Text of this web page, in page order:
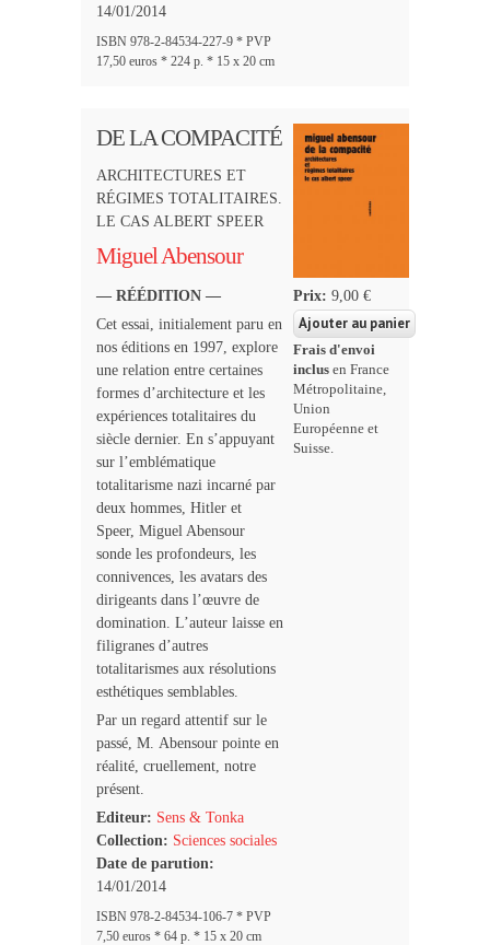
14/01/2014
ISBN 978-2-84534-227-9 * PVP
17,50 euros * 224 p. * 15 x 20 cm
DE LA COMPACITÉ
ARCHITECTURES ET
RÉGIMES TOTALITAIRES.
LE CAS ALBERT SPEER
Miguel Abensour
— RÉÉDITION —
Cet essai, initialement paru en
nos éditions en 1997, explore
une relation entre certaines
formes d’architecture et les
expériences totalitaires du
siècle dernier. En s’appuyant
sur l’emblématique
totalitarisme nazi incarné par
deux hommes, Hitler et
Speer, Miguel Abensour
sonde les profondeurs, les
connivences, les avatars des
dirigeants dans l’œuvre de
domination. L’auteur laisse en
filigranes d’autres
totalitarismes aux résolutions
esthétiques semblables.
Par un regard attentif sur le
passé, M. Abensour pointe en
réalité, cruellement, notre
présent.
Editeur: Sens & Tonka
Collection: Sciences sociales
Date de parution:
14/01/2014
ISBN 978-2-84534-106-7 * PVP
7,50 euros * 64 p. * 15 x 20 cm
Prix:9,00 €
Frais d'envoi
inclus en France
Métropolitaine,
Union
Européenne et
Suisse.